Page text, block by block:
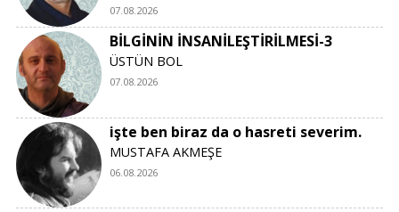
07.08.2026
BİLGİNİN İNSANİLEŞTİRİLMESİ-3
ÜSTÜN BOL
07.08.2026
işte ben biraz da o hasreti severim.
MUSTAFA AKMEŞE
06.08.2026